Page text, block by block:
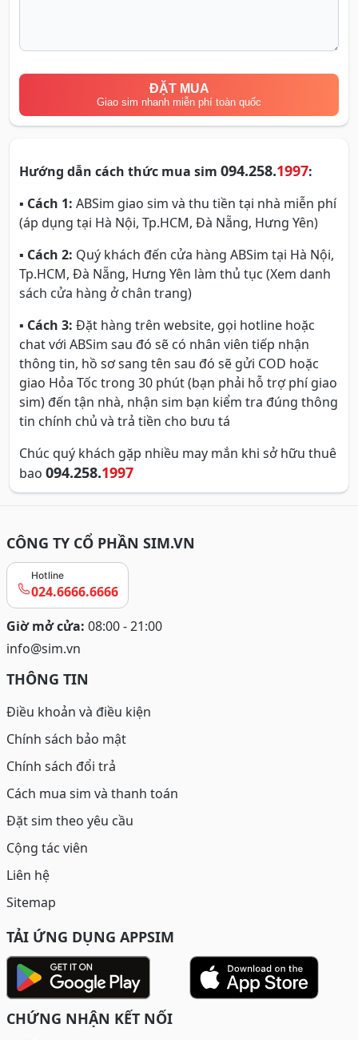
ĐẶT MUA
Giao sim nhanh miễn phí toàn quốc
Hướng dẫn cách thức mua sim 094.258.1997:
▪ Cách 1: ABSim giao sim và thu tiền tại nhà miễn phí
(áp dụng tại Hà Nội, Tp.HCM, Đà Nẵng, Hưng Yên)
▪ Cách 2: Quý khách đến cửa hàng ABSim tại Hà Nội,
Tp.HCM, Đà Nẵng, Hưng Yên làm thủ tục (Xem danh
sách cửa hàng ở chân trang)
▪ Cách 3: Đặt hàng trên website, gọi hotline hoặc
chat với ABSim sau đó sẽ có nhân viên tiếp nhận
thông tin, hồ sơ sang tên sau đó sẽ gửi COD hoặc
giao Hỏa Tốc trong 30 phút (bạn phải hỗ trợ phí giao
sim) đến tận nhà, nhận sim bạn kiểm tra đúng thông
tin chính chủ và trả tiền cho bưu tá
Chúc quý khách gặp nhiều may mắn khi sở hữu thuê
bao 094.258.1997
CÔNG TY CỔ PHẦN SIM.VN
Hotline
024.6666.6666
Giờ mở cửa: 08:00 - 21:00
info@sim.vn
THÔNG TIN
Điều khoản và điều kiện
Chính sách bảo mật
Chính sách đổi trả
Cách mua sim và thanh toán
Đặt sim theo yêu cầu
Cộng tác viên
Liên hệ
Sitemap
TẢI ỨNG DỤNG APPSIM
CHỨNG NHẬN KẾT NỐI